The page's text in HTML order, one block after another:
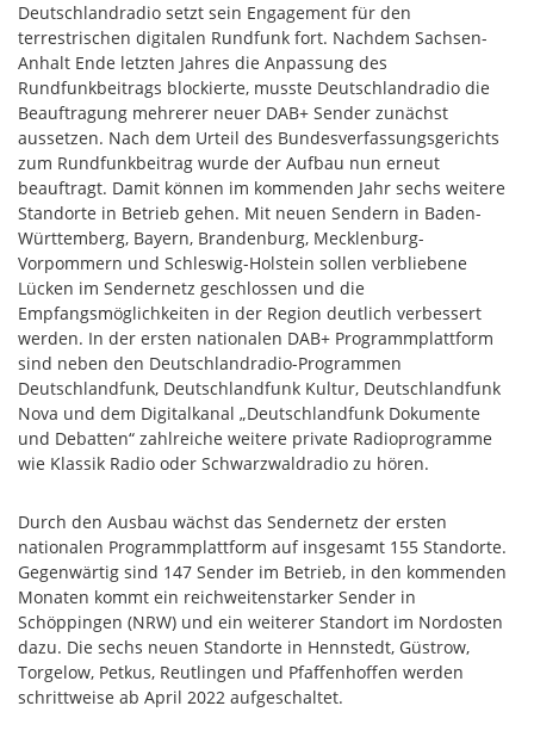
Deutschlandradio setzt sein Engagement für den
terrestrischen digitalen Rundfunk fort. Nachdem Sachsen-
Anhalt Ende letzten Jahres die Anpassung des
Rundfunkbeitrags blockierte, musste Deutschlandradio die
Beauftragung mehrerer neuer DAB+ Sender zunächst
aussetzen. Nach dem Urteil des Bundesverfassungsgerichts
zum Rundfunkbeitrag wurde der Aufbau nun erneut
beauftragt. Damit können im kommenden Jahr sechs weitere
Standorte in Betrieb gehen. Mit neuen Sendern in Baden-
Württemberg, Bayern, Brandenburg, Mecklenburg-
Vorpommern und Schleswig-Holstein sollen verbliebene
Lücken im Sendernetz geschlossen und die
Empfangsmöglichkeiten in der Region deutlich verbessert
werden. In der ersten nationalen DAB+ Programmplattform
sind neben den Deutschlandradio-Programmen
Deutschlandfunk, Deutschlandfunk Kultur, Deutschlandfunk
Nova und dem Digitalkanal „Deutschlandfunk Dokumente
und Debatten“ zahlreiche weitere private Radioprogramme
wie Klassik Radio oder Schwarzwaldradio zu hören.
Durch den Ausbau wächst das Sendernetz der ersten
nationalen Programmplattform auf insgesamt 155 Standorte.
Gegenwärtig sind 147 Sender im Betrieb, in den kommenden
Monaten kommt ein reichweitenstarker Sender in
Schöppingen (NRW) und ein weiterer Standort im Nordosten
dazu. Die sechs neuen Standorte in Hennstedt, Güstrow,
Torgelow, Petkus, Reutlingen und Pfaffenhoffen werden
schrittweise ab April 2022 aufgeschaltet.